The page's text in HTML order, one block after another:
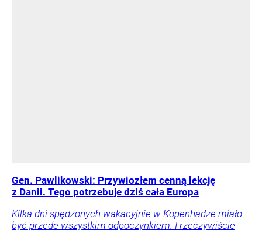
Gen. Pawlikowski: Przywiozłem cenną lekcję
z Danii. Tego potrzebuje dziś cała Europa
Kilka dni spędzonych wakacyjnie w Kopenhadze miało
być przede wszystkim odpoczynkiem. I rzeczywiście